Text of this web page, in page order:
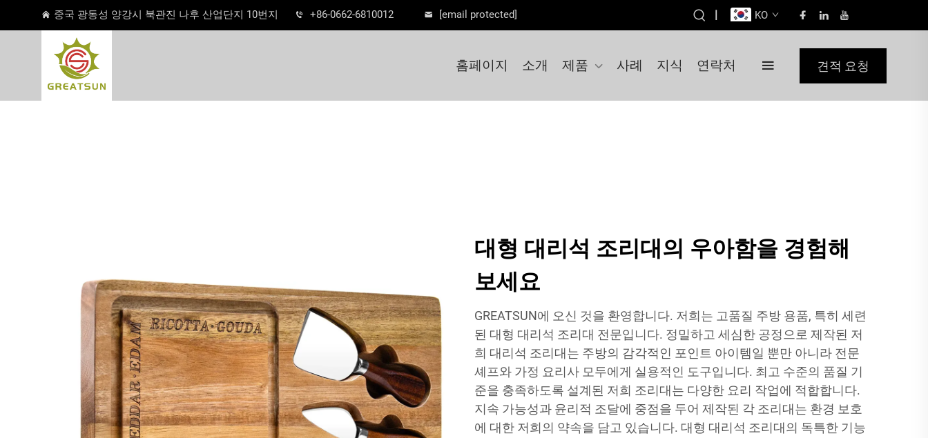
중국 광동성 양강시 북관진 나후 산업단지 10번지 +86-0662-6810012 [email protected] | KO
홈페이지 소개 제품 사례 지식 연락처 견적 요청
대형 대리석 조리대의 우아함을 경험해
보세요
GREATSUN에 오신 것을 환영합니다. 저희는 고품질 주방 용품, 특히 세련
된 대형 대리석 조리대 전문입니다. 정밀하고 세심한 공정으로 제작된 저
희 대리석 조리대는 주방의 감각적인 포인트 아이템일 뿐만 아니라 전문
셰프와 가정 요리사 모두에게 실용적인 도구입니다. 최고 수준의 품질 기
준을 충족하도록 설계된 저희 조리대는 다양한 요리 작업에 적합합니다.
지속 가능성과 윤리적 조달에 중점을 두어 제작된 각 조리대는 환경 보호
에 대한 저희의 약속을 담고 있습니다. 대형 대리석 조리대의 독특한 기능